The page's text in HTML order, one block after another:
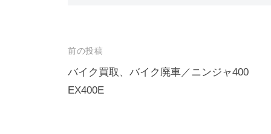
前の投稿
バイク買取、バイク廃車／ニンジャ400
EX400E